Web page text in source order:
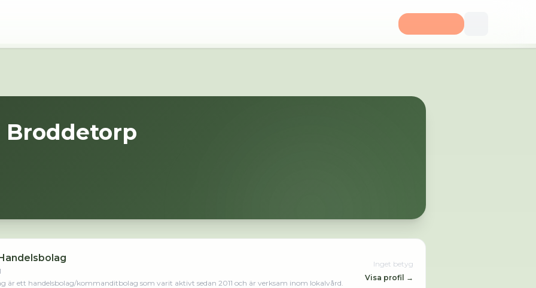
Broddetorp
är ett handelsbolag/kommanditbolag som varit aktivt sedan 2011 och är verksam inom lokalvård.
Inget betyg
Visa profil →